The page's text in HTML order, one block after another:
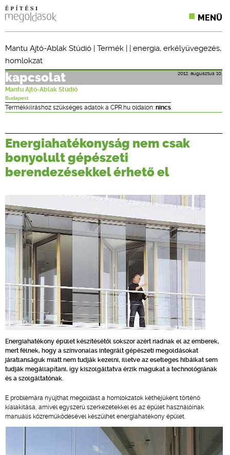
MENÜ
CPR TERMÉKKIÍRÁS
ÉPÍTÉSI JOG
ONLINE KÉPZÉSEK
TERVEZÉSI SEGÉDLETEK
Mantu Ajtó-Ablak Stúdió | Termék | | energia, erkélyüvegezés,
homlokzat
2012. augusztus 10.
kapcsolat
Mantu Ajtó-Ablak Stúdió
Budapest
Termékkiíráshoz szükséges adatok a CPR.hu oldalon: nincs
Energiahatékonyság nem csak
bonyolult gépészeti
berendezésekkel érhető el
Energiahatékony épület készítésétől sokszor azért riadnak el az emberek,
mert félnek, hogy a színvonalas integrált gépészeti megoldásokat
járatlanságuk miatt nem tudják kezelni, illetve az esetleges hibáikat sem
tudják megállapítani, így kiszolgáltatva érzik magukat a technológiának
és a szolgáltatónak.
E problémára nyújthat megoldást a homlokzatok kéthéjúként történő
kialakítása, amivel egyszerű szerkezetekkel és az épület használóinak
manuális közreműködésével készülhet energiahatékony épület.